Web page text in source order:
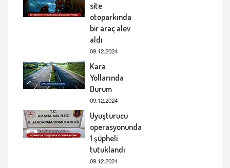
site
otoparkında
bir araç alev
aldı
09.12.2024
Kara
Yollarında
Durum
09.12.2024
Uyuşturucu
operasyonunda
1 şüpheli
tutuklandı
09.12.2024